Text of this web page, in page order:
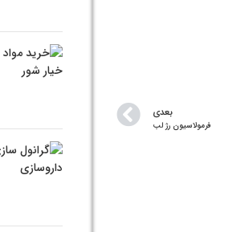
بعدی
فرمولاسیون رژ لب